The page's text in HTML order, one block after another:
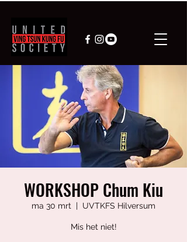
WORKSHOP Chum Kiu
ma 30 mrt
  |
UVTKFS Hilversum
Mis het niet!